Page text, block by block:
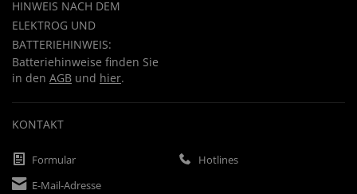
HINWEIS NACH DEM
ELEKTROG UND
BATTERIEHINWEIS:
Batteriehinweise finden Sie
in den AGB und hier.
KONTAKT
Formular
Hotlines
E-Mail-Adresse